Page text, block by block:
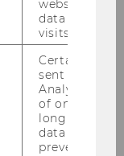
website and
data from
visits.
Certain data
sent to
Analytics a
of once per
long as it is
data
prevented.